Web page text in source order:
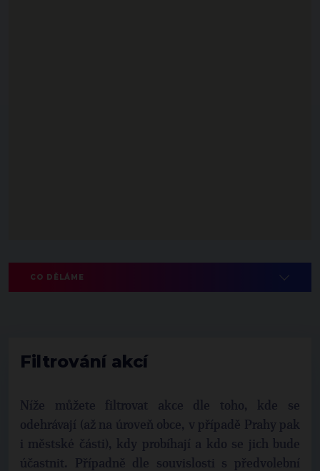
CO DĚLÁME
Filtrování akcí
Níže můžete filtrovat akce dle toho, kde se
odehrávají (až na úroveň obce, v případě Prahy pak
i městské části), kdy probíhají a kdo se jich bude
účastnit. Případně dle souvislosti s předvolební